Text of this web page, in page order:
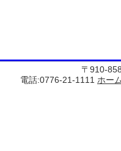
〒910-
電話:0776-21-1111 ホー